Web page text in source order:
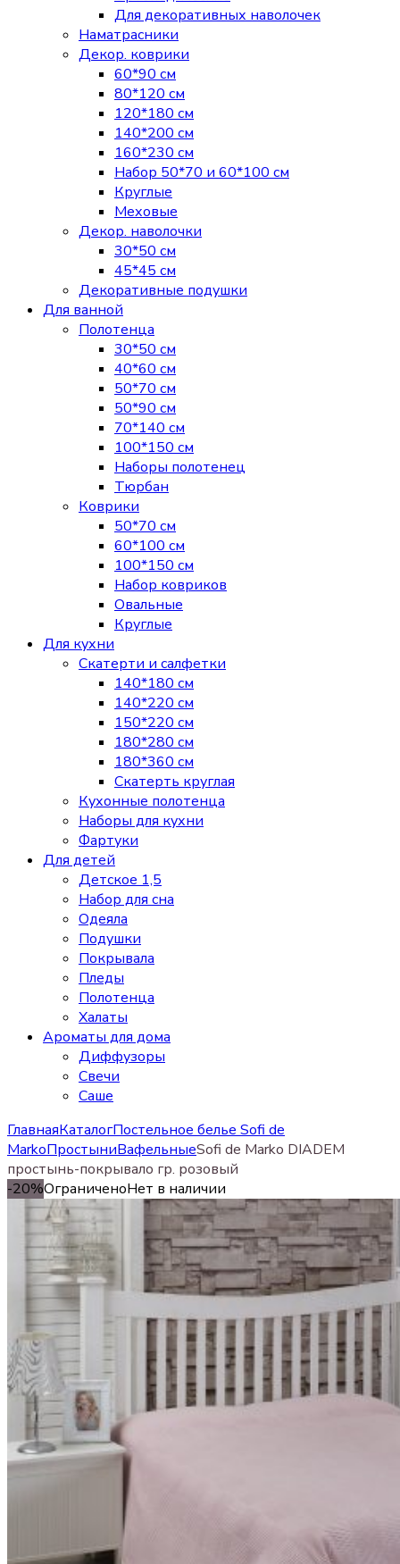
Для декоративных наволочек
Наматрасники
Декор. коврики
60*90 см
80*120 см
120*180 см
140*200 см
160*230 см
Набор 50*70 и 60*100 см
Круглые
Меховые
Декор. наволочки
30*50 см
45*45 см
Декоративные подушки
Для ванной
Полотенца
30*50 см
40*60 см
50*70 см
50*90 см
70*140 см
100*150 см
Наборы полотенец
Тюрбан
Коврики
50*70 см
60*100 см
100*150 см
Набор ковриков
Овальные
Круглые
Для кухни
Скатерти и салфетки
140*180 см
140*220 см
150*220 см
180*280 см
180*360 см
Скатерть круглая
Кухонные полотенца
Наборы для кухни
Фартуки
Для детей
Детское 1,5
Набор для сна
Одеяла
Подушки
Покрывала
Пледы
Полотенца
Халаты
Ароматы для дома
Диффузоры
Свечи
Cаше
ГлавнаяКаталогПостельное белье Sofi de
MarkoПростыниВафельныеSofi de Marko DIADEM
простынь-покрывало гр. розовый
-20%ОграниченоНет в наличии